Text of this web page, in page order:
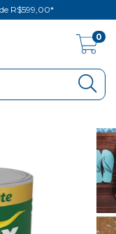
R$599,00*
0